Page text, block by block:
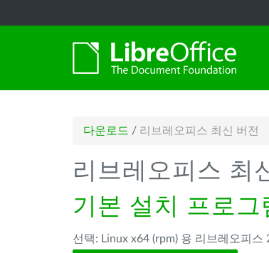
다운로드 / 리브레오피스 최신 버전
리브레오피스 최
기본 설치 프로그
선택: Linux x64 (rpm) 용 리브레오피스